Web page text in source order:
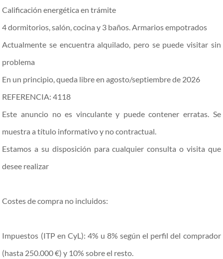
Calificación energética en trámite
4 dormitorios, salón, cocina y 3 baños. Armarios empotrados
Actualmente se encuentra alquilado, pero se puede visitar sin
problema
En un principio, queda libre en agosto/septiembre de 2026
REFERENCIA: 4118
Este anuncio no es vinculante y puede contener erratas. Se
muestra a título informativo y no contractual.
Estamos a su disposición para cualquier consulta o visita que
desee realizar
Costes de compra no incluidos:
Impuestos (ITP en CyL): 4% u 8% según el perfil del comprador
(hasta 250.000 €) y 10% sobre el resto.